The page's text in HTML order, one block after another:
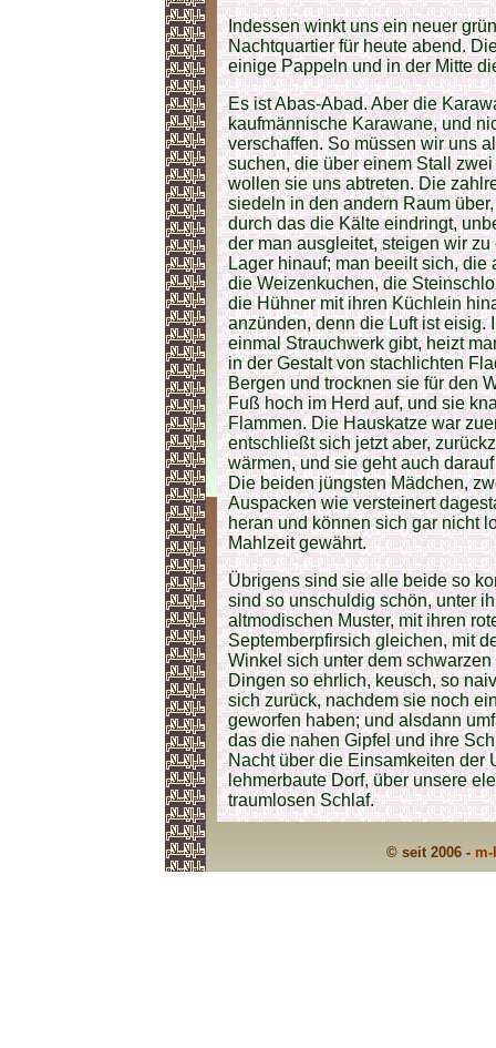
Indessen winkt uns ein neuer
Nachtquartier für heute abend.
einige Pappeln und in der Mitte
Es ist Abas-Abad. Aber die
kaufmännische Karawane, und
verschaffen. So müssen wir uns
suchen, die über einem Stall
wollen sie uns abtreten. Die
siedeln in den andern Raum
durch das die Kälte eindringt,
der man ausgleitet, steigen wir
Lager hinauf; man beeilt sich, die
die Weizenkuchen, die
die Hühner mit ihren Küchlein
anzünden, denn die Luft ist eisig.
einmal Strauchwerk gibt, heizt
in der Gestalt von stachlichten
Bergen und trocknen sie für den
Fuß hoch im Herd auf, und sie
Flammen. Die Hauskatze war
entschließt sich jetzt aber,
wärmen, und sie geht auch
Die beiden jüngsten Mädchen,
Auspacken wie versteinert
heran und können sich gar nicht
Mahlzeit gewährt.
Übrigens sind sie alle beide so
sind so unschuldig schön, unter
altmodischen Muster, mit ihren
Septemberpfirsich gleichen, mit
Winkel sich unter dem
Dingen so ehrlich, keusch, so
sich zurück, nachdem sie noch
geworfen haben; und alsdann
das die nahen Gipfel und ihre
Nacht über die Einsamkeiten der
lehmerbaute Dorf, über unsere
traumlosen Schlaf.
© seit 2006 -